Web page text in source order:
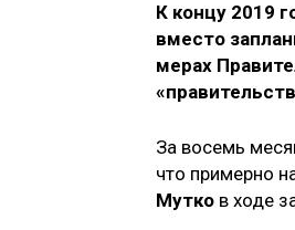
К концу 2019
вместо
мерах
За восемь
что примерно
Мутко в ходе